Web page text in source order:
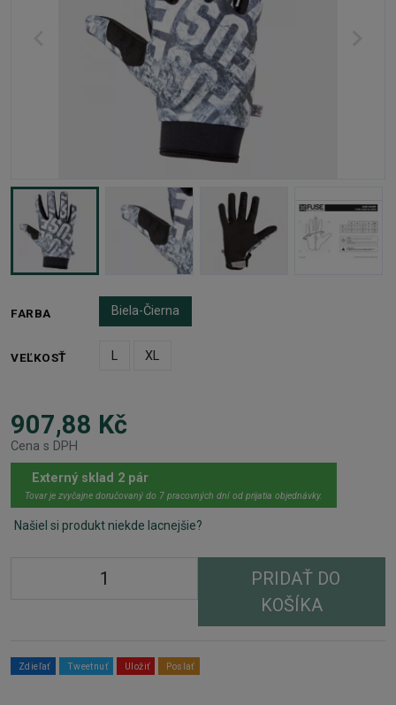
FARBA Biela-Čierna
VEĽKOSŤ L XL
907,88 Kč
Cena s DPH
Externý sklad 2 pár
Tovar je zvyčajne doručovaný do 7 pracovných dní od prijatia objednávky.
Našiel si produkt niekde lacnejšie?
PRIDAŤ DO
KOŠÍKA
Zdieľať Tweetnuť Uložiť Poslať